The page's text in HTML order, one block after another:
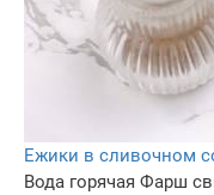
Ежики в сливочном
Вода горячая Фарш